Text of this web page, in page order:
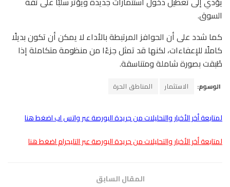
السوق.
كما شدد على أن الحوافز المرتبطة بالأداء لا يمكن أن تكون بديلًا
كاملًا للإعفاءات، لكنها قد تمثل جزءًا من منظومة متكاملة إذا
طُبقت بصورة شاملة ومتناسقة.
الوسوم: الاستثمار المناطق الحرة
لمتابعة أخر الأخبار والتحليلات من جريدة البورصة عبر واتس اب اضغط هنا
لمتابعة أخر الأخبار والتحليلات من جريدة البورصة عبر التليجرام اضغط هنا
المقال السابق